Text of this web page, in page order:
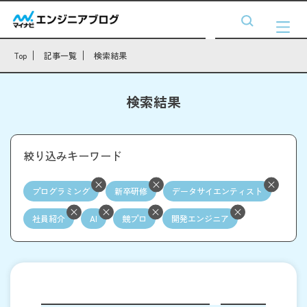
Top 記事一覧 検索結果
検索結果
絞り込みキーワード
プログラミング 新卒研修 データサイエンティスト
社員紹介 AI 競プロ 開発エンジニア